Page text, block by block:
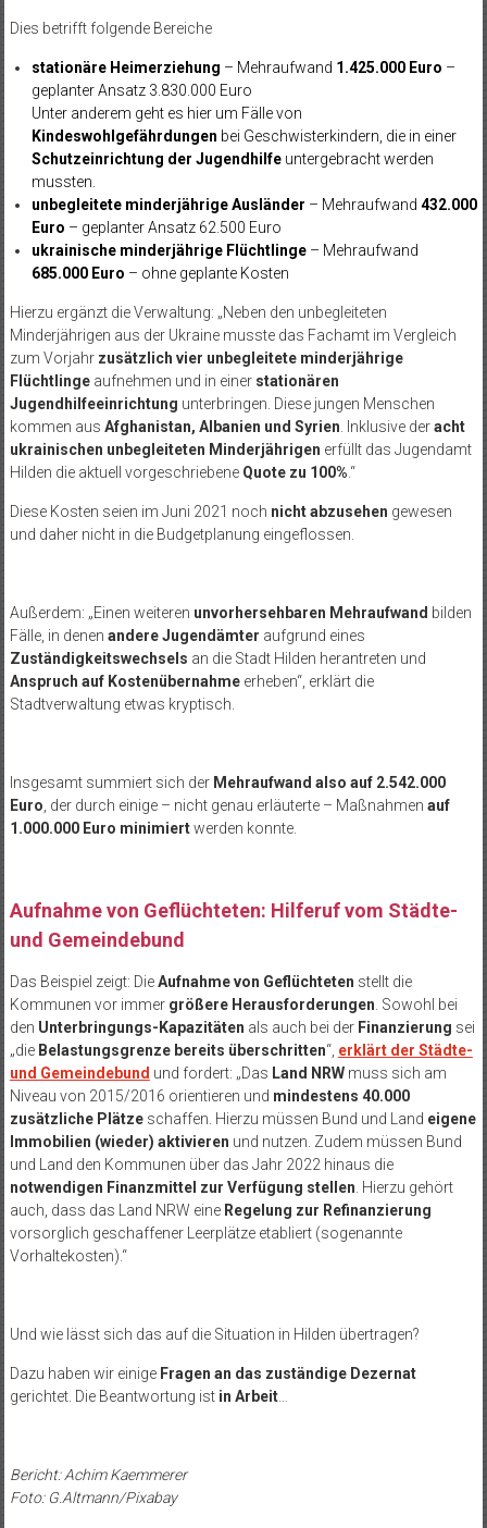
Dies betrifft folgende Bereiche
stationäre Heimerziehung – Mehraufwand 1.425.000 Euro –
geplanter Ansatz 3.830.000 Euro
Unter anderem geht es hier um Fälle von
Kindeswohlgefährdungen bei Geschwisterkindern, die in einer
Schutzeinrichtung der Jugendhilfe untergebracht werden
mussten.
unbegleitete minderjährige Ausländer – Mehraufwand 432.000
Euro – geplanter Ansatz 62.500 Euro
ukrainische minderjährige Flüchtlinge– Mehraufwand
685.000 Euro – ohne geplante Kosten
Hierzu ergänzt die Verwaltung: „Neben den unbegleiteten
Minderjährigen aus der Ukraine musste das Fachamt im Vergleich
zum Vorjahr zusätzlich vier unbegleitete minderjährige
Flüchtlingeaufnehmen und in einer stationären
Jugendhilfeeinrichtung unterbringen. Diese jungen Menschen
kommen aus Afghanistan, Albanien und Syrien . Inklusive deracht
ukrainischen unbegleiteten Minderjährigen erfüllt das Jugendamt
Hilden die aktuell vorgeschriebene Quote zu 100% .“
Diese Kosten seien im Juni 2021 noch nicht abzusehen gewesen
und daher nicht in die Budgetplanung eingeflossen.
Außerdem: „Einen weiteren unvorhersehbaren Mehraufwand bilden
Fälle, in denen andere Jugendämter aufgrund eines
Zuständigkeitswechsels an die Stadt Hilden herantreten und
Anspruch auf Kostenübernahmeerheben“, erklärt die
Stadtverwaltung etwas kryptisch.
Insgesamt summiert sich der Mehraufwand also auf 2.542.000
Euro , der durch einige – nicht genau erläuterte – Maßnahmen auf
1.000.000 Euro minimiertwerden konnte.
Aufnahme von Geflüchteten: Hilferuf vom Städte-
und Gemeindebund
Das Beispiel zeigt: DieAufnahme von Geflüchteten stellt die
Kommunen vor immer größere Herausforderungen . Sowohl bei
den Unterbringungs-Kapazitäten als auch bei der Finanzierung sei
„die Belastungsgrenze bereits überschritten“, erklärt der Städte-
und Gemeindebund und fordert: „Das Land NRWmuss sich am
Niveau von 2015/2016 orientieren und mindestens 40.000
zusätzliche Plätzeschaffen. Hierzu müssen Bund und Land eigene
Immobilien (wieder) aktivieren und nutzen. Zudem müssen Bund
und Land den Kommunen über das Jahr 2022 hinaus die
notwendigen Finanzmittel zur Verfügung stellen . Hierzu gehört
auch, dass das Land NRW eine Regelung zur Refinanzierung
vorsorglich geschaffener Leerplätze etabliert (sogenannte
Vorhaltekosten).“
Und wie lässt sich das auf die Situation in Hilden übertragen?
Dazu haben wir einige Fragen an das zuständige Dezernat
gerichtet. Die Beantwortung ist in Arbeit…
Bericht: Achim Kaemmerer
Foto: G.Altmann/Pixabay